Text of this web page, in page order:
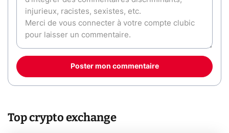
Poster mon commentaire
Top crypto exchange